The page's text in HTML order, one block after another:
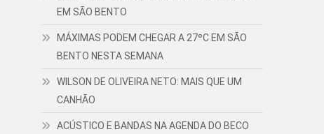
EM SÃO BENTO
MÁXIMAS PODEM CHEGAR A 27ºC EM SÃO
BENTO NESTA SEMANA
WILSON DE OLIVEIRA NETO: MAIS QUE UM
CANHÃO
ACÚSTICO E BANDAS NA AGENDA DO BECO